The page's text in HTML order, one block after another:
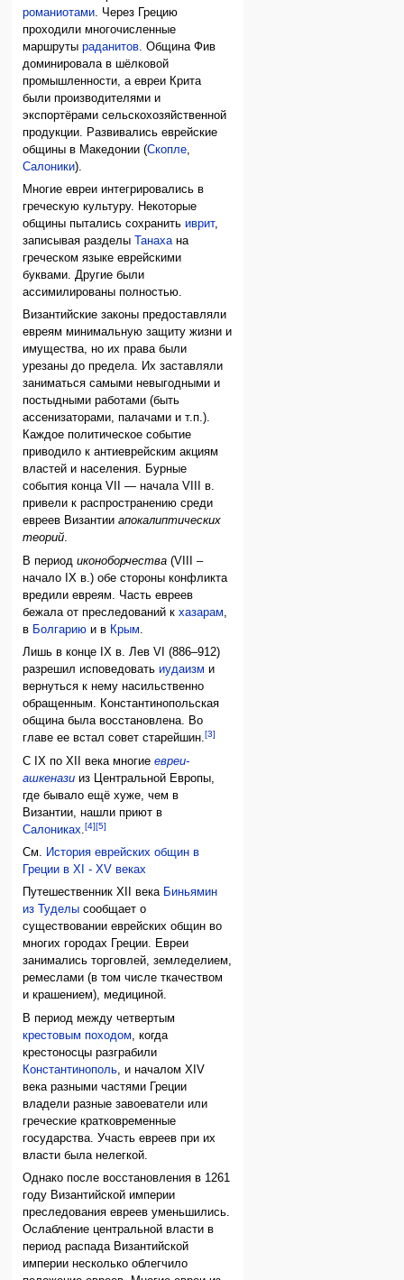
романиотами . Через Грецию
проходили многочисленные
маршрутыраданитов . Община Фив
доминировала в шёлковой
промышленности, а евреи Крита
были производителями и
экспортёрами сельскохозяйственной
продукции. Развивались еврейские
общины в Македонии (Скопле
Салоники).
Многие евреи интегрировались в
греческую культуру. Некоторые
общины пытались сохранитьиврит,
записывая разделы
Танахана
греческом языке еврейскими
буквами. Другие были
ассимилированы полностью.
Византийские законы предоставляли
евреям минимальную защиту жизни и
имущества, но их права были
урезаны до предела. Их заставляли
заниматься самыми невыгодными и
постыдными работами (быть
ассенизаторами, палачами и т.п.).
Каждое политическое событие
приводило к антиеврейским акциям
властей и населения. Бурные
события конца VII — начала VIII в.
привели к распространению среди
евреев Византииапокалиптических
теорий.
В периодиконоборчества (VIII –
начало IX в.) обе стороны конфликта
вредили евреям. Часть евреев
бежала от преследований кхазарам
в Болгарию и в Крым
Лишь в конце IX в. Лев VI (886–912)
разрешил исповедоватьиудаизм и
вернуться к нему насильственно
обращенным. Константинопольская
община была восстановлена. Во
главе ее встал совет старейшин.[3]
С IX по XII века многиеевреи-
ашкенази из Центральной Европы,
где бывало ещё хуже, чем в
Византии, нашли приют в
Салониках .[4][5]
См. История еврейских общин в
Греции в XI - XV веках
Путешественник XII века Биньямин
из Туделы сообщает о
существовании еврейских общин во
многих городах Греции. Евреи
занимались торговлей, земледелием,
ремеслами (в том числе ткачеством
и крашением), медициной.
В период между четвертым
крестовым походом , когда
крестоносцы разграбили
Константинополь , и началом XIV
века разными частями Греции
владели разные завоеватели или
греческие кратковременные
государства. Участь евреев при их
власти была нелегкой.
Однако после восстановления в 1261
году Византийской империи
преследования евреев уменьшились.
Ослабление центральной власти в
период распада Византийской
империи несколько облегчило